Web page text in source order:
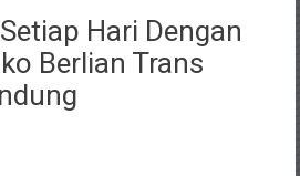
Hari Dengan
Berlian Trans